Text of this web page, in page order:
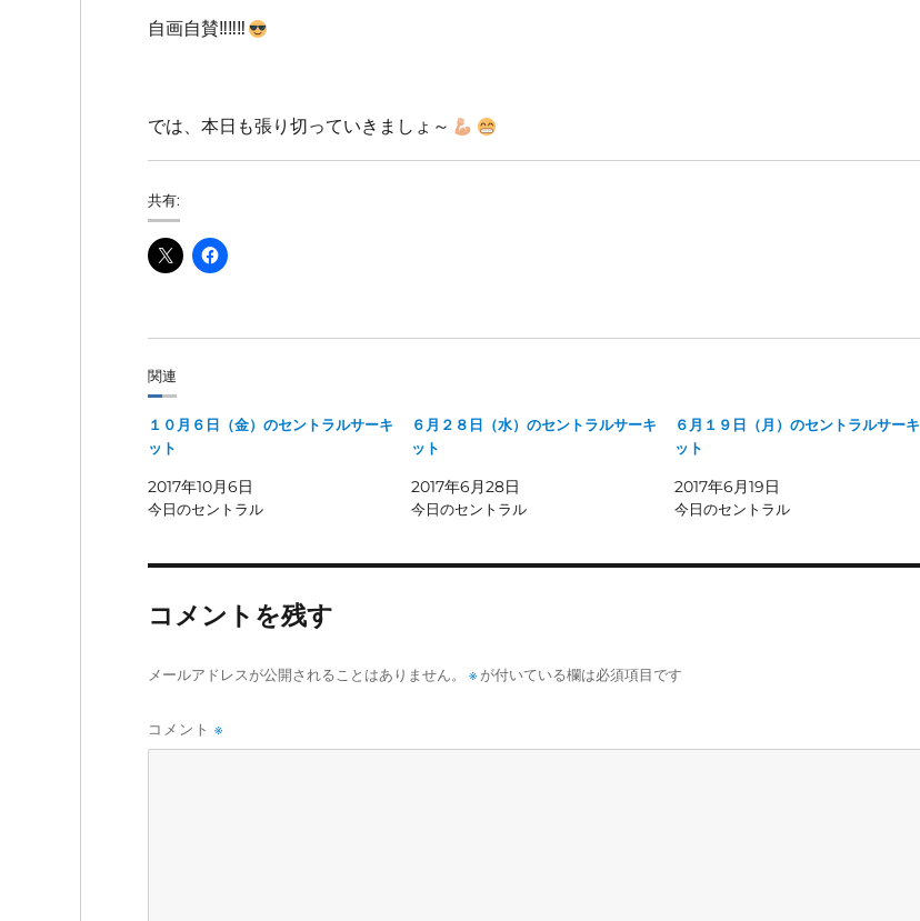
自画自賛‼‼‼
では、本日も張り切っていきましょ～
共有:
関連
１０月６日（金）のセントラルサーキ
ット
2017年10月6日
今日のセントラル
６月２８日（水）のセントラルサーキ
ット
2017年6月28日
今日のセントラル
６月１９日（月）のセントラルサーキ
ット
2017年6月19日
今日のセントラル
コメントを残す
メールアドレスが公開されることはありません。 ※ が付いている欄は必須項目です
コメント ※